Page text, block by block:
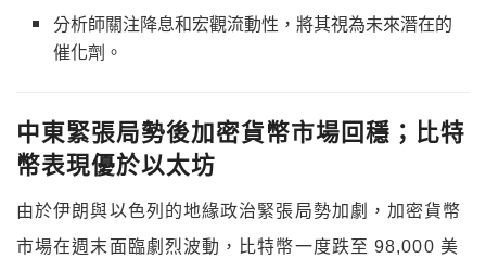
分析師關注降息和宏觀流動性，將其視為未來潛在的
催化劑。
中東緊張局勢後加密貨幣市場回穩；比特
幣表現優於以太坊
由於伊朗與以色列的地緣政治緊張局勢加劇，加密貨幣
市場在週末面臨劇烈波動，比特幣一度跌至 98,000 美